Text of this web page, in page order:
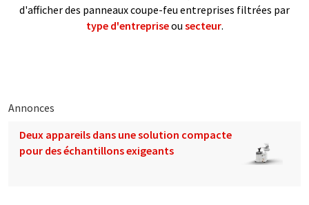
d'afficher des panneaux coupe-feu entreprises filtrées par
type d'entrepriseou secteur.
Annonces
Deux appareils dans une solution compacte
pour des échantillons exigeants